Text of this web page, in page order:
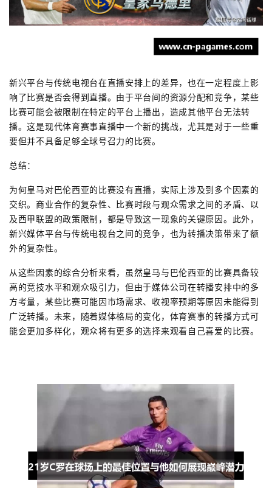
新兴平台与传统电视台在直播安排上的差异，也在一定程度上影
响了比赛是否会得到直播。由于平台间的资源分配和竞争，某些
比赛可能会被限制在特定的平台上播出，造成其他平台无法转
播。这是现代体育赛事直播中一个新的挑战，尤其是对于一些重
要但并不具备足够全球号召力的比赛。
总结：
为何皇马对巴伦西亚的比赛没有直播，实际上涉及到多个因素的
交织。商业合作的复杂性、比赛时段与观众需求之间的矛盾、以
及西甲联盟的政策限制，都是导致这一现象的关键原因。此外，
新兴媒体平台与传统电视台之间的竞争，也为转播决策带来了额
外的复杂性。
从这些因素的综合分析来看，虽然皇马与巴伦西亚的比赛具备较
高的竞技水平和观众吸引力，但由于媒体公司在转播安排中的多
方考量，某些比赛可能因市场需求、收视率预期等原因未能得到
广泛转播。未来，随着媒体格局的变化，体育赛事的转播方式可
能会更加多样化，观众将有更多的选择来观看自己喜爱的比赛。